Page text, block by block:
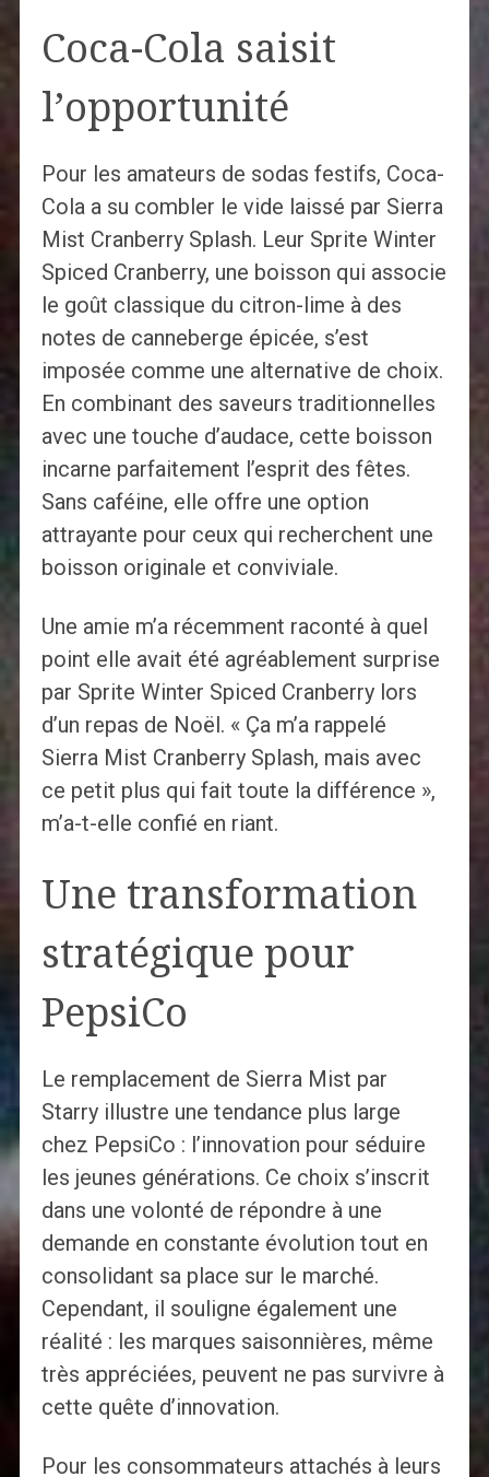
Coca-Cola saisit
l’opportunité
Pour les amateurs de sodas festifs, Coca-
Cola a su combler le vide laissé par Sierra
Mist Cranberry Splash. Leur Sprite Winter
Spiced Cranberry, une boisson qui associe
le goût classique du citron-lime à des
notes de canneberge épicée, s’est
imposée comme une alternative de choix.
En combinant des saveurs traditionnelles
avec une touche d’audace, cette boisson
incarne parfaitement l’esprit des fêtes.
Sans caféine, elle offre une option
attrayante pour ceux qui recherchent une
boisson originale et conviviale.
Une amie m’a récemment raconté à quel
point elle avait été agréablement surprise
par Sprite Winter Spiced Cranberry lors
d’un repas de Noël. « Ça m’a rappelé
Sierra Mist Cranberry Splash, mais avec
ce petit plus qui fait toute la différence »,
m’a-t-elle confié en riant.
Une transformation
stratégique pour
PepsiCo
Le remplacement de Sierra Mist par
Starry illustre une tendance plus large
chez PepsiCo : l’innovation pour séduire
les jeunes générations. Ce choix s’inscrit
dans une volonté de répondre à une
demande en constante évolution tout en
consolidant sa place sur le marché.
Cependant, il souligne également une
réalité : les marques saisonnières, même
très appréciées, peuvent ne pas survivre à
cette quête d’innovation.
Pour les consommateurs attachés à leurs